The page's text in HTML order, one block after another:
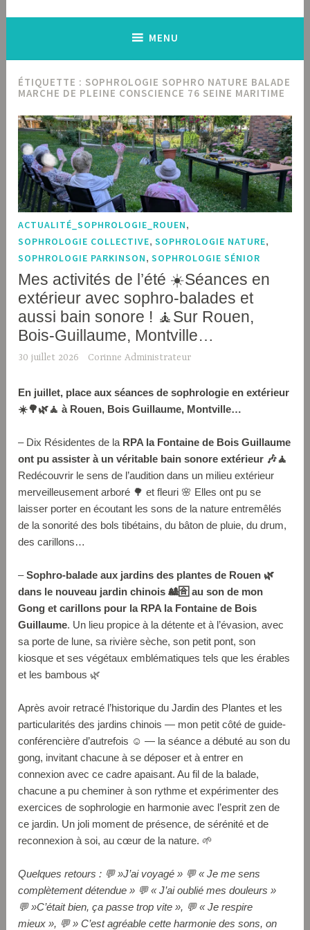
MENU
ÉTIQUETTE : SOPHROLOGIE SOPHRO NATURE BALADE
MARCHE DE PLEINE CONSCIENCE 76 SEINE MARITIME
ACTUALITÉ_SOPHROLOGIE_ROUEN,
SOPHROLOGIE COLLECTIVE,SOPHROLOGIE NATURE,
SOPHROLOGIE PARKINSON,SOPHROLOGIE SÉNIOR
Mes activités de l’été ☀️Séances en
extérieur avec sophro-balades et
aussi bain sonore ! 🧘Sur Rouen,
Bois-Guillaume, Montville…
30 juillet 2026 Corinne Administrateur
En juillet, place aux séances de sophrologie en extérieur
☀️🌳🌿🧘 à Rouen, Bois Guillaume, Montville…
– Dix Résidentes de la RPA la Fontaine de Bois Guillaume
ont pu assister à un véritable bain sonore extérieur 🎶🧘
Redécouvrir le sens de l’audition dans un milieu extérieur
merveilleusement arboré 🌳 et fleuri 🌸 Elles ont pu se
laisser porter en écoutant les sons de la nature entremêlés
de la sonorité des bols tibétains, du bâton de pluie, du drum,
des carillons…
–Sophro-balade aux jardins des plantes de Rouen 🌿
dans le nouveau jardin chinois 🎎🈴 au son de mon
Gong et carillons pour la RPA la Fontaine de Bois
Guillaume. Un lieu propice à la détente et à l’évasion, avec
sa porte de lune, sa rivière sèche, son petit pont, son
kiosque et ses végétaux emblématiques tels que les érables
et les bambous 🌿
Après avoir retracé l’historique du Jardin des Plantes et les
particularités des jardins chinois — mon petit côté de guide-
conférencière d’autrefois ☺️ — la séance a débuté au son du
gong, invitant chacune à se déposer et à entrer en
connexion avec ce cadre apaisant. Au fil de la balade,
chacune a pu cheminer à son rythme et expérimenter des
exercices de sophrologie en harmonie avec l’esprit zen de
ce jardin. Un joli moment de présence, de sérénité et de
reconnexion à soi, au cœur de la nature. 🌱
Quelques retours : 💬 »J’ai voyagé » 💬 « Je me sens
complètement détendue » 💬 « J’ai oublié mes douleurs »
💬 »C’était bien, ça passe trop vite », 💬 « Je respire
mieux », 💬 » C’est agréable cette harmonie des sons, on